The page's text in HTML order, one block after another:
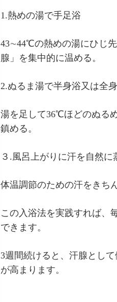
1.熱めの湯で手足浴
43∼44℃の熱めの湯にひじ
腺」を集中的に温める。
2.ぬるま湯で半身浴又は全
湯を足して36℃ほどのぬる
鎮める。
３.風呂上がりに汗を自然に
体温調節のための汗をきち
この入浴法を実践すれば、
できます。
3週間続けると、汗腺とし
が高まります。